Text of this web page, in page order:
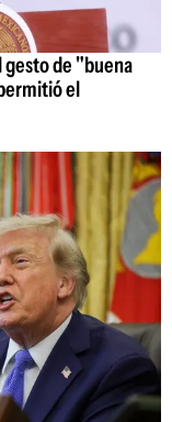
gesto de "buena
el